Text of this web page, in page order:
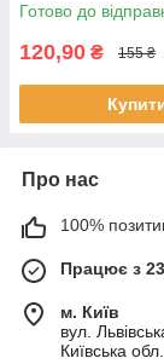
Готово до
120,90 ₴ 155 ₴
Про нас
100%
Працює з
м. Київ
вул.
Київська